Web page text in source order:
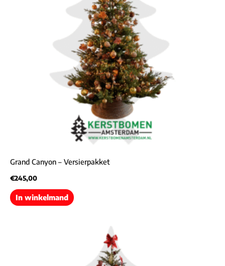
Grand Canyon – Versierpakket
€245,00
In winkelmand